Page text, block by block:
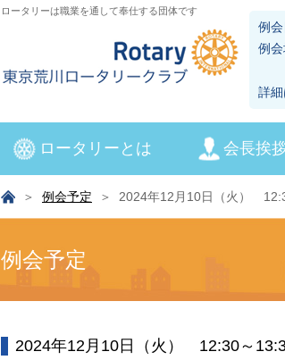
ロータリーは職業を通して奉仕する団体です
例
例
詳
ロータリーとは 会長挨
例会予定 2024年12月10日（火）
例会予定
2024年12月10日（火） 12:30～